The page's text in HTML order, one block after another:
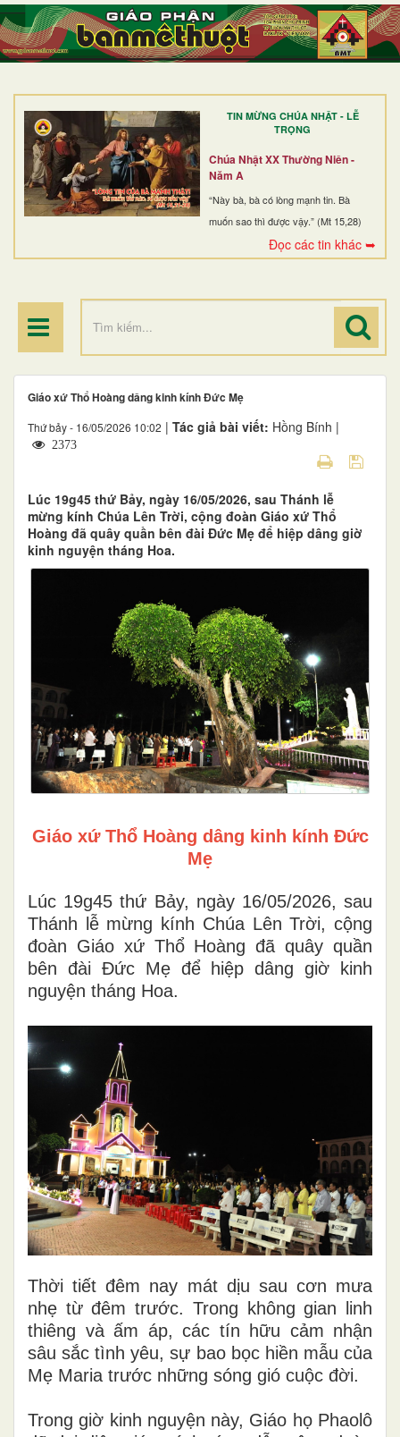
TIN MỪNG CHÚA NHẬT - LỄ
TRỌNG
Chúa Nhật XX Thường Niên -
Năm A
“Này bà, bà có lòng mạnh tin. Bà
muốn sao thì được vậy.” (Mt 15,28)
Đọc các tin khác ➥
TRANG NHẤT
GIỚI THIỆU
DÒNG TU
BAN MỤC VỤ
ĐOÀN THỂ CG
ĐIỂM HÀNH HƯƠNG
Giáo xứ Thổ Hoàng dâng kinh kính Đức Mẹ
Thứ bảy - 16/05/2026 10:02 | Tác giả bài viết: Hồng Bính |
2373
Lúc 19g45 thứ Bảy, ngày 16/05/2026, sau Thánh lễ
mừng kính Chúa Lên Trời, cộng đoàn Giáo xứ Thổ
Hoàng đã quây quần bên đài Đức Mẹ để hiệp dâng giờ
kinh nguyện tháng Hoa.
Giáo xứ Thổ Hoàng dâng kinh kính Đức
Mẹ
Lúc 19g45 thứ Bảy, ngày 16/05/2026, sau
Thánh lễ mừng kính Chúa Lên Trời, cộng
đoàn Giáo xứ Thổ Hoàng đã quây quần
bên đài Đức Mẹ để hiệp dâng giờ kinh
nguyện tháng Hoa.
Thời tiết đêm nay mát dịu sau cơn mưa
nhẹ từ đêm trước. Trong không gian linh
thiêng và ấm áp, các tín hữu cảm nhận
sâu sắc tình yêu, sự bao bọc hiền mẫu của
Mẹ Maria trước những sóng gió cuộc đời.
Trong giờ kinh nguyện này, Giáo họ Phaolô